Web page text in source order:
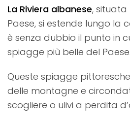
La Riviera albanese, situata
Paese, si estende lungo la
è senza dubbio il punto in
spiagge più belle del Paese.
Queste spiagge
delle montagne e
scogliere o ulivi a perdita